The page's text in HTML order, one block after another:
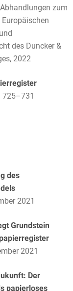
Dr. Christoph
Aktie kommt
April 2023,
Dr. Anne de Boer,
Görtz
die
15. März 2024
für
zum
des Duncker &
2022
725–731
des
2021
Grundstein
2021
Der
papierloses